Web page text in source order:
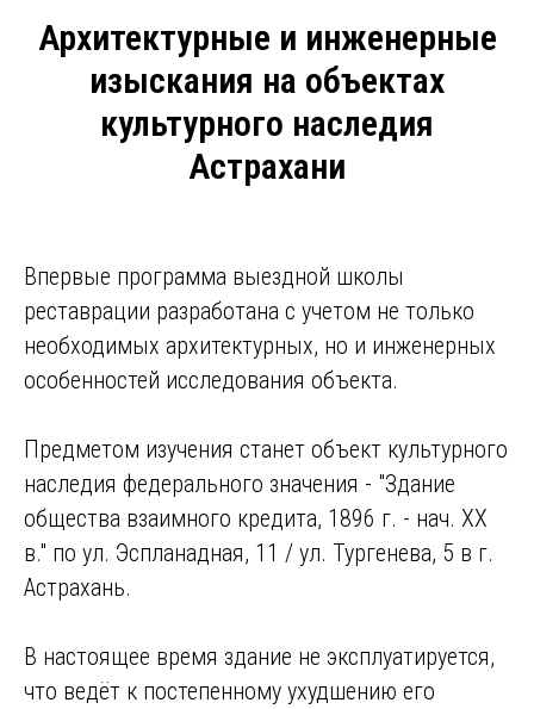
Архитектурные и инженерные
изыскания на объектах
культурного наследия
Астрахани
Впервые программа выездной школы
реставрации разработана с учетом не только
необходимых архитектурных, но и инженерных
особенностей исследования объекта.
Предметом изучения станет объект культурного
наследия федерального значения - "Здание
общества взаимного кредита, 1896 г. - нач. XX
в." по ул. Эспланадная, 11 / ул. Тургенева, 5 в г.
Астрахань.
В настоящее время здание не эксплуатируется,
что ведёт к постепенному ухудшению его